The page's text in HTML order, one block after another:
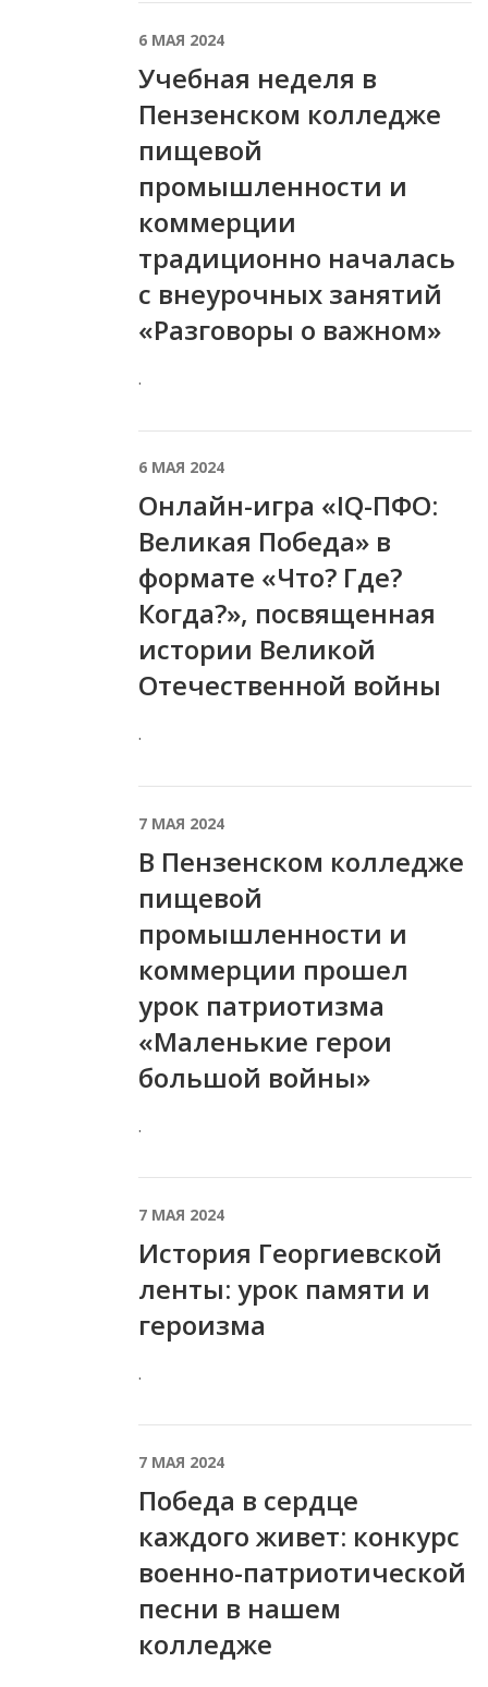
6 МАЯ 2024
Учебная неделя в
Пензенском колледже
пищевой
промышленности и
коммерции
традиционно началась
с внеурочных занятий
«Разговоры о важном»
.
6 МАЯ 2024
Онлайн-игра «IQ-ПФО:
Великая Победа» в
формате «Что? Где?
Когда?», посвященная
истории Великой
Отечественной войны
.
7 МАЯ 2024
В Пензенском колледже
пищевой
промышленности и
коммерции прошел
урок патриотизма
«Маленькие герои
большой войны»
.
7 МАЯ 2024
История Георгиевской
ленты: урок памяти и
героизма
.
7 МАЯ 2024
Победа в сердце
каждого живет: конкурс
военно-патриотической
песни в нашем
колледже